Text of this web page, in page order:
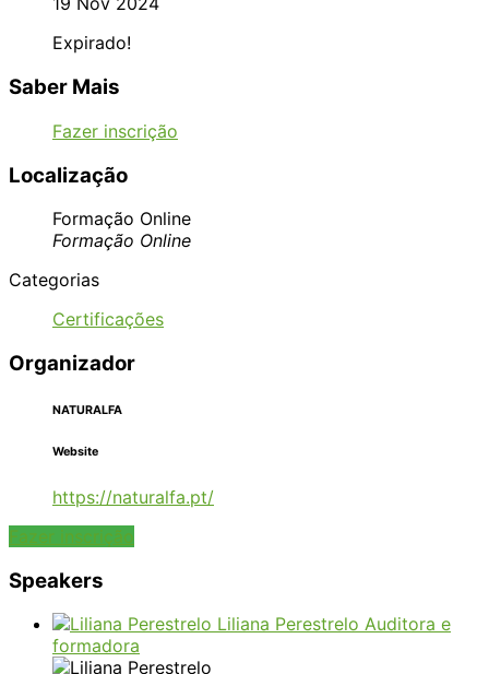
Expirado!
Saber Mais
Fazer inscrição
Localização
Formação Online
Formação Online
Categorias
Certificações
Organizador
NATURALFA
Website
https://naturalfa.pt/
Fazer inscrição
Speakers
Liliana Perestrelo Auditora e
formadora